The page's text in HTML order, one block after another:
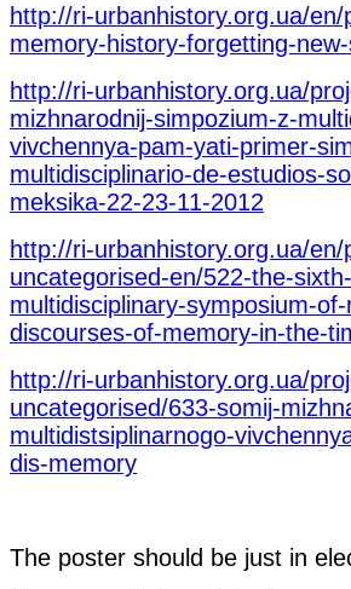
http://ri-urbanhistory.org.ua/
memory-history-forgetting-
http://ri-urbanhistory.org.ua/
mizhnarodnij-simpozium-z-
vivchennya-pam-yati-primer-
multidisciplinario-de-estudios-
meksika-22-23-11-2012
http://ri-urbanhistory.org.ua/
uncategorised-en/522-the-
multidisciplinary-symposium-
discourses-of-memory-in-the-
http://ri-urbanhistory.org.ua/
uncategorised/633-somij-
multidistsiplinarnogo-
dis-memory
The poster should be just in